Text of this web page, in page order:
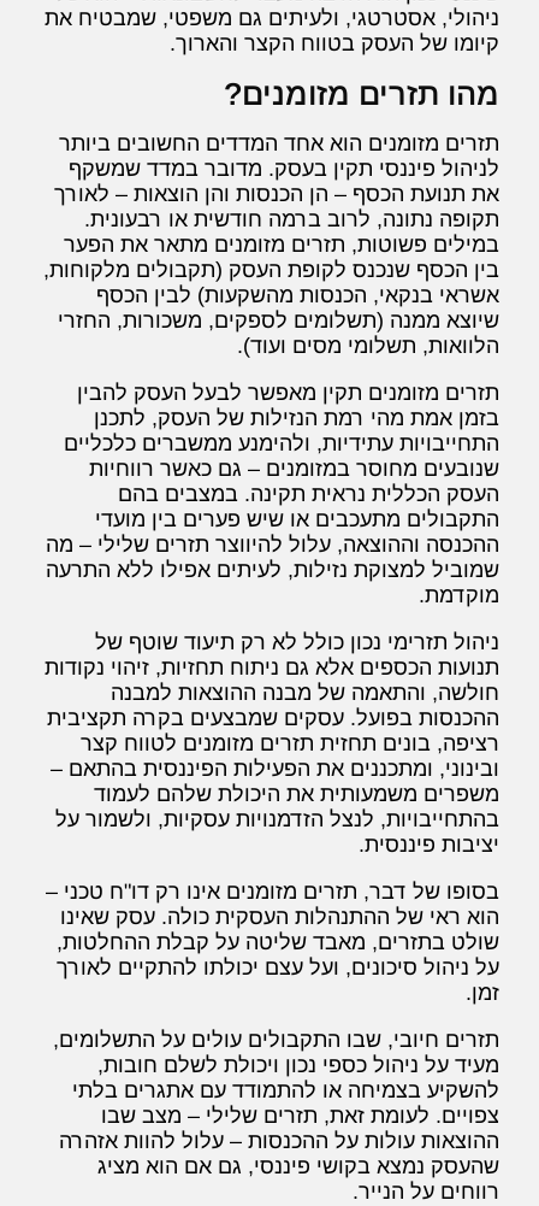
ניהולי, אסטרטגי, ולעיתים גם משפטי, שמבטיח את
קיומו של העסק בטווח הקצר והארוך.
מהו תזרים מזומנים?
תזרים מזומנים הוא אחד המדדים החשובים ביותר
לניהול פיננסי תקין בעסק. מדובר במדד שמשקף
את תנועת הכסף – הן הכנסות והן הוצאות – לאורך
תקופה נתונה, לרוב ברמה חודשית או רבעונית.
במילים פשוטות, תזרים מזומנים מתאר את הפער
בין הכסף שנכנס לקופת העסק (תקבולים מלקוחות,
אשראי בנקאי, הכנסות מהשקעות) לבין הכסף
שיוצא ממנה (תשלומים לספקים, משכורות, החזרי
הלוואות, תשלומי מסים ועוד).
תזרים מזומנים תקין מאפשר לבעל העסק להבין
בזמן אמת מהי רמת הנזילות של העסק, לתכנן
התחייבויות עתידיות, ולהימנע ממשברים כלכליים
שנובעים מחוסר במזומנים – גם כאשר רווחיות
העסק הכללית נראית תקינה. במצבים בהם
התקבולים מתעכבים או שיש פערים בין מועדי
ההכנסה וההוצאה, עלול להיווצר תזרים שלילי – מה
שמוביל למצוקת נזילות, לעיתים אפילו ללא התרעה
מוקדמת.
ניהול תזרימי נכון כולל לא רק תיעוד שוטף של
תנועות הכספים אלא גם ניתוח תחזיות, זיהוי נקודות
חולשה, והתאמה של מבנה ההוצאות למבנה
ההכנסות בפועל. עסקים שמבצעים בקרה תקציבית
רציפה, בונים תחזית תזרים מזומנים לטווח קצר
ובינוני, ומתכננים את הפעילות הפיננסית בהתאם –
משפרים משמעותית את היכולת שלהם לעמוד
בהתחייבויות, לנצל הזדמנויות עסקיות, ולשמור על
יציבות פיננסית.
בסופו של דבר, תזרים מזומנים אינו רק דו"ח טכני –
הוא ראי של ההתנהלות העסקית כולה. עסק שאינו
שולט בתזרים, מאבד שליטה על קבלת ההחלטות,
על ניהול סיכונים, ועל עצם יכולתו להתקיים לאורך
זמן.
תזרים חיובי, שבו התקבולים עולים על התשלומים,
מעיד על ניהול כספי נכון ויכולת לשלם חובות,
להשקיע בצמיחה או להתמודד עם אתגרים בלתי
צפויים. לעומת זאת, תזרים שלילי – מצב שבו
ההוצאות עולות על ההכנסות – עלול להוות אזהרה
שהעסק נמצא בקושי פיננסי, גם אם הוא מציג
רווחים על הנייר.